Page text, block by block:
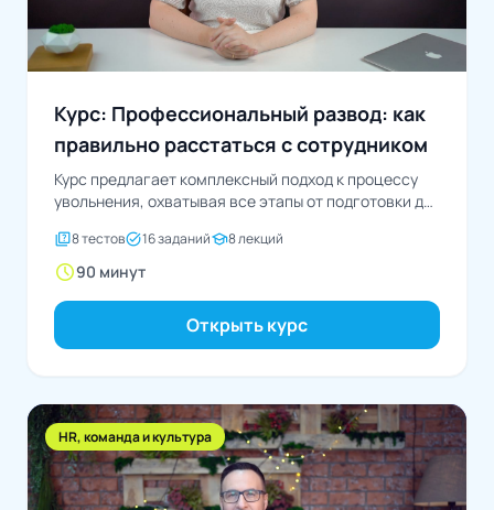
Курс: Профессиональный развод: как
правильно расстаться с сотрудником
Курс предлагает комплексный подход к процессу
увольнения, охватывая все этапы от подготовки до
quiz8 тестовtask_alt16 заданийschool8 лекций
schedule90 минут
Открыть курс
HR, команда и культура